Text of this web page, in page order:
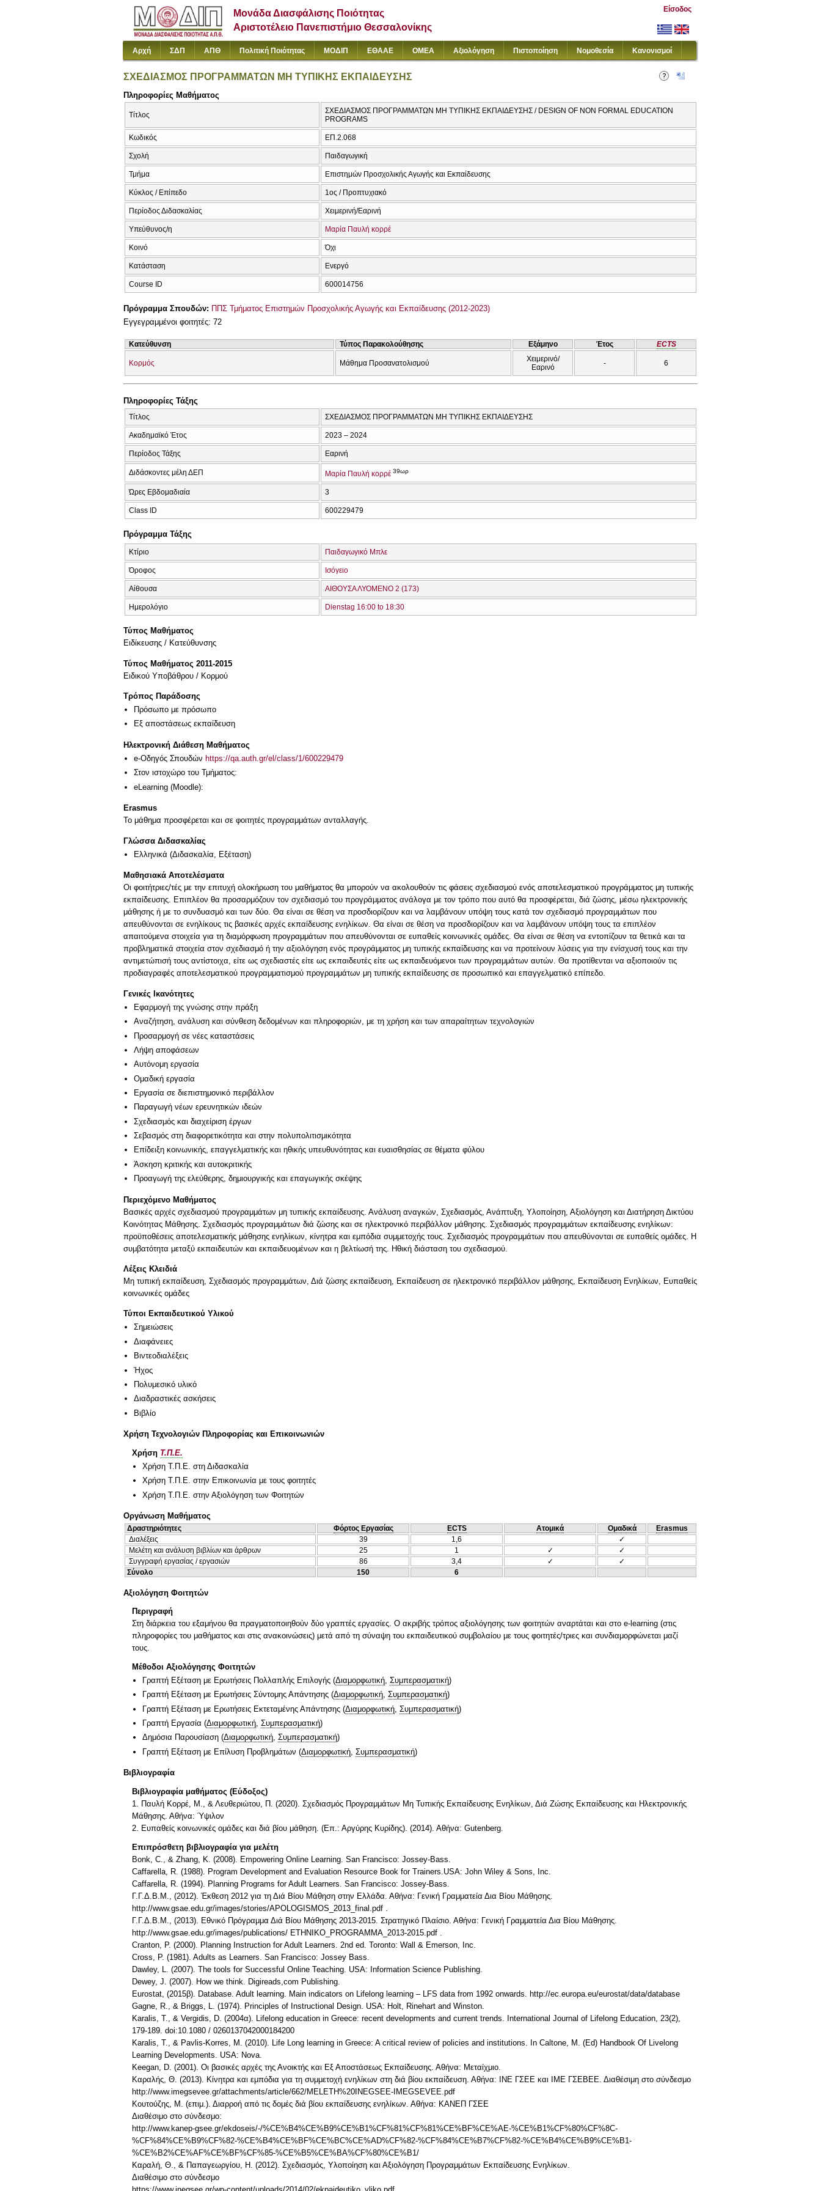
Μονάδα Διασφάλισης Ποιότητας
Αριστοτέλειο Πανεπιστήμιο Θεσσαλονίκης
Είσοδος
Αρχή ΣΔΠ ΑΠΘ Πολιτική Ποιότητας ΜΟΔΙΠ ΕΘΑΑΕ ΟΜΕΑ Αξιολόγηση Πιστοποίηση Νομοθεσία Κανονισμοί
ΣΧΕΔΙΑΣΜΟΣ ΠΡΟΓΡΑΜΜΑΤΩΝ ΜΗ ΤΥΠΙΚΗΣ ΕΚΠΑΙΔΕΥΣΗΣ
Πληροφορίες Μαθήματος
Τίτλος
ΣΧΕΔΙΑΣΜΟΣ ΠΡΟΓΡΑΜΜΑΤΩΝ ΜΗ ΤΥΠΙΚΗΣ ΕΚΠΑΙΔΕΥΣΗΣ / DESIGN OF NON FORMAL EDUCATION
PROGRAMS
Κωδικός ΕΠ.2.068
Σχολή Παιδαγωγική
Τμήμα Επιστημών Προσχολικής Αγωγής και Εκπαίδευσης
Κύκλος / Επίπεδο 1ος / Προπτυχιακό
Περίοδος Διδασκαλίας Χειμερινή/Εαρινή
Υπεύθυνος/η Μαρία Παυλή κορρέ
Κοινό Όχι
Κατάσταση Ενεργό
Course ID 600014756
Πρόγραμμα Σπουδών: ΠΠΣ Τμήματος Επιστημών Προσχολικής Αγωγής και Εκπαίδευσης (2012-2023)
Εγγεγραμμένοι φοιτητές: 72
Κατεύθυνση Τύπος Παρακολούθησης Εξάμηνο Έτος ECTS
Κορμός Μάθημα Προσανατολισμού
Χειμερινό/
Εαρινό
- 6
Πληροφορίες Τάξης
Τίτλος ΣΧΕΔΙΑΣΜΟΣ ΠΡΟΓΡΑΜΜΑΤΩΝ ΜΗ ΤΥΠΙΚΗΣ ΕΚΠΑΙΔΕΥΣΗΣ
Ακαδημαϊκό Έτος 2023 – 2024
Περίοδος Τάξης Εαρινή
Διδάσκοντες μέλη ΔΕΠ Μαρία Παυλή κορρέ 39ωρ
Ώρες Εβδομαδιαία 3
Class ID 600229479
Πρόγραμμα Τάξης
Κτίριο Παιδαγωγικό Μπλε
Όροφος Ισόγειο
Αίθουσα ΑΙΘΟΥΣΑ ΛΥΟΜΕΝΟ 2 (173)
Ημερολόγιο Dienstag 16:00 to 18:30
Τύπος Μαθήματος
Eιδίκευσης / Kατεύθυνσης
Τύπος Μαθήματος 2011-2015
Ειδικού Υποβάθρου / Κορμού
Τρόπος Παράδοσης
Πρόσωπο με πρόσωπο
Eξ απoστάσεως εκπαίδευση
Ηλεκτρονική Διάθεση Μαθήματος
e-Οδηγός Σπουδών https://qa.auth.gr/el/class/1/600229479
Στον ιστοχώρο του Τμήματος:
eLearning (Moodle):
Erasmus
Το μάθημα προσφέρεται και σε φοιτητές προγραμμάτων ανταλλαγής.
Γλώσσα Διδασκαλίας
Ελληνικά (Διδασκαλία, Εξέταση)
Μαθησιακά Αποτελέσματα
Οι φοιτήτριες/τές με την επιτυχή ολοκήρωση του μαθήματος θα μπορούν να ακολουθούν τις φάσεις σχεδιασμού ενός αποτελεσματικού προγράμματος μη τυπικής
εκπαίδευσης. Επιπλέον θα προσαρμόζουν τον σχεδιασμό του προγράμματος ανάλογα με τον τρόπο που αυτό θα προσφέρεται, διά ζώσης, μέσω ηλεκτρονικής
μάθησης ή με το συνδυασμό και των δύο. Θα είναι σε θέση να προσδιορίζουν και να λαμβάνουν υπόψη τους κατά τον σχεδιασμό προγραμμάτων που
απευθύνονται σε ενηλίκους τις βασικές αρχές εκπαίδευσης ενηλίκων. Θα είναι σε θέση να προσδιορίζουν και να λαμβάνουν υπόψη τους τα επιπλέον
απαιτούμενα στοιχεία για τη διαμόρφωση προγραμμάτων που απευθύνονται σε ευπαθείς κοινωνικές ομάδες. Θα είναι σε θέση να εντοπίζουν τα θετικά και τα
προβληματικά στοιχεία στον σχεδιασμό ή την αξιολόγηση ενός προγράμματος μη τυπικής εκπαίδευσης και να προτείνουν λύσεις για την ενίσχυσή τους και την
αντιμετώπισή τους αντίστοιχα, είτε ως σχεδιαστές είτε ως εκπαιδευτές είτε ως εκπαιδευόμενοι των προγραμμάτων αυτών. Θα προτίθενται να αξιοποιούν τις
προδιαγραφές αποτελεσματικού προγραμματισμού προγραμμάτων μη τυπικής εκπαίδευσης σε προσωπικό και επαγγελματικό επίπεδο.
Γενικές Ικανότητες
Εφαρμογή της γνώσης στην πράξη
Αναζήτηση, ανάλυση και σύνθεση δεδομένων και πληροφοριών, με τη χρήση και των απαραίτητων τεχνολογιών
Προσαρμογή σε νέες καταστάσεις
Λήψη αποφάσεων
Αυτόνομη εργασία
Ομαδική εργασία
Εργασία σε διεπιστημονικό περιβάλλον
Παραγωγή νέων ερευνητικών ιδεών
Σχεδιασμός και διαχείριση έργων
Σεβασμός στη διαφορετικότητα και στην πολυπολιτισμικότητα
Επίδειξη κοινωνικής, επαγγελματικής και ηθικής υπευθυνότητας και ευαισθησίας σε θέματα φύλου
Άσκηση κριτικής και αυτοκριτικής
Προαγωγή της ελεύθερης, δημιουργικής και επαγωγικής σκέψης
Περιεχόμενο Μαθήματος
Βασικές αρχές σχεδιασμού προγραμμάτων μη τυπικής εκπαίδευσης. Ανάλυση αναγκών, Σχεδιασμός, Ανάπτυξη, Υλοποίηση, Αξιολόγηση και Διατήρηση Δικτύου
Κοινότητας Μάθησης. Σχεδιασμός προγραμμάτων διά ζώσης και σε ηλεκτρονικό περιβάλλον μάθησης. Σχεδιασμός προγραμμάτων εκπαίδευσης ενηλίκων:
προϋποθέσεις αποτελεσματικής μάθησης ενηλίκων, κίνητρα και εμπόδια συμμετοχής τους. Σχεδιασμός προγραμμάτων που απευθύνονται σε ευπαθείς ομάδες. H
συμβατότητα μεταξύ εκπαιδευτών και εκπαιδευομένων και η βελτίωσή της. Ηθική διάσταση του σχεδιασμού.
Λέξεις Κλειδιά
Μη τυπική εκπαίδευση, Σχεδιασμός προγραμμάτων, Διά ζώσης εκπαίδευση, Εκπαίδευση σε ηλεκτρονικό περιβάλλον μάθησης, Εκπαίδευση Ενηλίκων, Ευπαθείς
κοινωνικές ομάδες
Τύποι Εκπαιδευτικού Υλικού
Σημειώσεις
Διαφάνειες
Βιντεοδιαλέξεις
Ήχος
Πολυμεσικό υλικό
Διαδραστικές ασκήσεις
Βιβλίο
Χρήση Τεχνολογιών Πληροφορίας και Επικοινωνιών
Χρήση Τ.Π.Ε.
Χρήση Τ.Π.Ε. στη Διδασκαλία
Χρήση Τ.Π.Ε. στην Επικοινωνία με τους φοιτητές
Χρήση Τ.Π.Ε. στην Αξιολόγηση των Φοιτητών
Οργάνωση Μαθήματος
Δραστηριότητες Φόρτος Εργασίας ECTS Ατομικά Ομαδικά
Erasmus
Διαλέξεις
39 1,6
✓
Μελέτη και ανάλυση βιβλίων και άρθρων
25 1 ✓
✓
Συγγραφή εργασίας / εργασιών
86 3,4 ✓
✓
Σύνολο
150 6
Αξιολόγηση Φοιτητών
Περιγραφή
Στη διάρκεια του εξαμήνου θα πραγματοποιηθούν δύο γραπτές εργασίες. Ο ακριβής τρόπος αξιολόγησης των φοιτητών αναρτάται και στο e-learning (στις
πληροφορίες του μαθήματος και στις ανακοινώσεις) μετά από τη σύναψη του εκπαιδευτικού συμβολαίου με τους φοιτητές/τριες και συνδιαμορφώνεται μαζί
τους.
Μέθοδοι Αξιολόγησης Φοιτητών
Γραπτή Εξέταση με Ερωτήσεις Πολλαπλής Επιλογής (Διαμορφωτική, Συμπερασματική)
Γραπτή Εξέταση με Ερωτήσεις Σύντομης Απάντησης (Διαμορφωτική, Συμπερασματική)
Γραπτή Εξέταση με Ερωτήσεις Εκτεταμένης Απάντησης (Διαμορφωτική Συμπερασματική)
Γραπτή Εργασία (Διαμορφωτική, Συμπερασματική)
Δημόσια Παρουσίαση (Διαμορφωτική, Συμπερασματική)
Γραπτή Εξέταση με Επίλυση Προβλημάτων (Διαμορφωτική Συμπερασματική)
Βιβλιογραφία
Βιβλιογραφία μαθήματος (Εύδοξος)
1. Παυλή Κορρέ, Μ., & Λευθεριώτου, Π. (2020). Σχεδιασμός Προγραμμάτων Μη Τυπικής Εκπαίδευσης Ενηλίκων, Διά Ζώσης Εκπαίδευσης και Ηλεκτρονικής
Μάθησης. Αθήνα: Ύψιλον
2. Ευπαθείς κοινωνικές ομάδες και διά βίου μάθηση. (Επ.: Αργύρης Κυρίδης). (2014). Αθήνα: Gutenberg.
Επιπρόσθετη βιβλιογραφία για μελέτη
Bonk, C., & Zhang, K. (2008). Empowering Online Learning. San Francisco: Jossey-Bass.
Caffarella, R. (1988). Program Development and Evaluation Resource Book for Trainers.USA: John Wiley & Sons, Inc.
Caffarella, R. (1994). Planning Programs for Adult Learners. San Francisco: Jossey-Bass.
Γ.Γ.Δ.Β.Μ., (2012). Έκθεση 2012 για τη Διά Βίου Μάθηση στην Ελλάδα. Αθήνα: Γενική Γραμματεία Δια Βίου Μάθησης.
http://www.gsae.edu.gr/images/stories/APOLOGISMOS_2013_final.pdf .
Γ.Γ.Δ.Β.Μ., (2013). Εθνικό Πρόγραμμα Διά Βίου Μάθησης 2013-2015. Στρατηγικό Πλαίσιο. Αθήνα: Γενική Γραμματεία Δια Βίου Μάθησης.
http://www.gsae.edu.gr/images/publications/ ETHNIKO_PROGRAMMA_2013-2015.pdf .
Cranton, P. (2000). Planning Instruction for Adult Learners. 2nd ed. Toronto: Wall & Emerson, Inc.
Cross, P. (1981). Adults as Learners. San Francisco: Jossey Bass.
Dawley, L. (2007). The tools for Successful Online Teaching. USA: Information Science Publishing.
Dewey, J. (2007). How we think. Digireads,com Publishing.
Eurostat, (2015β). Database. Adult learning. Main indicators on Lifelong learning – LFS data from 1992 onwards. http://ec.europa.eu/eurostat/data/database
Gagne, R., & Briggs, L. (1974). Principles of Instructional Design. USA: Holt, Rinehart and Winston.
Karalis, T., & Vergidis, D. (2004α). Lifelong education in Greece: recent developments and current trends. International Journal of Lifelong Education, 23(2),
179-189. doi:10.1080 / 0260137042000184200
Karalis, T., & Pavlis-Korres, M. (2010). Life Long learning in Greece: A critical review of policies and institutions. In Caltone, M. (Ed) Handbook Of Livelong
Learning Developments. USA: Nova.
Κeegan, D. (2001). Οι βασικές αρχές της Ανοικτής και Εξ Αποστάσεως Εκπαίδευσης. Αθήνα: Μεταίχμιο.
Καραλής, Θ. (2013). Κίνητρα και εμπόδια για τη συμμετοχή ενηλίκων στη διά βίου εκπαίδευση. Αθήνα: ΙΝΕ ΓΣΕΕ και ΙΜΕ ΓΣΕΒΕΕ. Διαθέσιμη στο σύνδεσμο
http://www.imegsevee.gr/attachments/article/662/MELETH%20INEGSEE-IMEGSEVEE.pdf
Κουτούζης, Μ. (επιμ.). Διαρροή από τις δομές διά βίου εκπαίδευσης ενηλίκων. Αθήνα: ΚΑΝΕΠ ΓΣΕΕ
Διαθέσιμo στο σύνδεσμο:
http://www.kanep-gsee.gr/ekdoseis/-/%CE%B4%CE%B9%CE%B1%CF%81%CF%81%CE%BF%CE%AE-%CE%B1%CF%80%CF%8C-
%CF%84%CE%B9%CF%82-%CE%B4%CE%BF%CE%BC%CE%AD%CF%82-%CF%84%CE%B7%CF%82-%CE%B4%CE%B9%CE%B1-
%CE%B2%CE%AF%CE%BF%CF%85-%CE%B5%CE%BA%CF%80%CE%B1/
Καραλή, Θ., & Παπαγεωργίου, Η. (2012). Σχεδιασμός, Υλοποίηση και Αξιολόγηση Προγραμμάτων Εκπαίδευσης Ενηλίκων.
Διαθέσιμο στο σύνδεσμο